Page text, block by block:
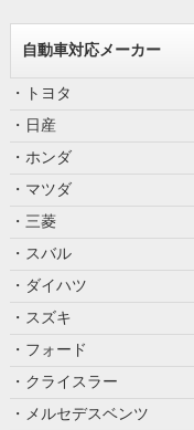
自動車対応メーカー
・トヨタ
・日産
・ホンダ
・マツダ
・三菱
・スバル
・ダイハツ
・スズキ
・フォード
・クライスラー
・メルセデスベンツ